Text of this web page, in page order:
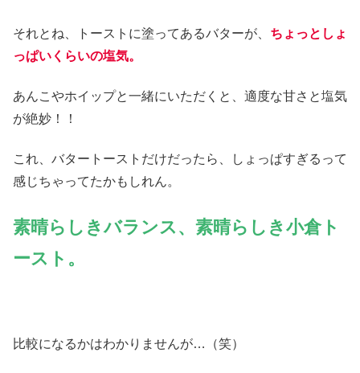
それとね、トーストに塗ってあるバターが、 ちょっとしょ
っぱいくらいの塩気。
あんこやホイップと一緒にいただくと、適度な甘さと塩気
が絶妙！！
これ、バタートーストだけだったら、しょっぱすぎるって
感じちゃってたかもしれん。
素晴らしきバランス、素晴らしき小倉ト
ースト。
比較になるかはわかりませんが…（笑）